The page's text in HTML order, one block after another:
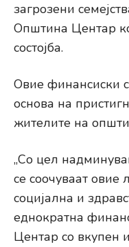
загрозени
Општина Центар
состојба.
Овие финансиски
основа на
жителите на
„Со цел
се соочуваат овие
социјална и
еднократна
Центар со вкупен